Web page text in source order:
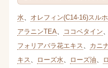
水 オレフィン(C14-16)スル
アラニンTEA
ココベタイン
フォリアバラ花エキス
カニ
キス
ローズ水 ローズ油